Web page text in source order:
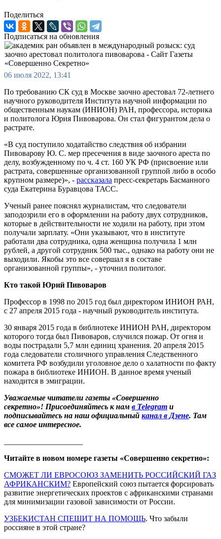
Поделиться
Подписаться на обновления
06 июля 2022, 13:41
По требованию СК суд в Москве заочно арестовал 72-летнего
научного руководителя Института научной информации по
общественным наукам (ИНИОН) РАН, профессора, историка
и политолога Юрия Пивоварова. Он стал фигурантом дела о
растрате.
«В суд поступило ходатайство следствия об избрании
Пивоварову Ю. С. мер пресечения в виде заочного ареста по
делу, возбужденному по ч. 4 ст. 160 УК РФ (присвоение или
растрата, совершенные организованной группой либо в особо
крупном размере)», - рассказала пресс-секретарь Басманного
суда Екатерина Буравцова ТАСС.
Ученый ранее пояснял журналистам, что следователи
заподозрили его в оформлении на работу двух сотрудников,
которые в действительности не ходили на работу, при этом
получали зарплату. «Они указывают, что в институте
работали два сотрудника, одна женщина получила 1 млн
рублей, а другой сотрудник 500 тыс., однако на работу они не
выходили. Якобы это все совершал я в составе
организованной группы», - уточнил политолог.
Кто такой Юрий Пивоваров
Профессор в 1998 по 2015 год был директором ИНИОН РАН,
с 27 апреля 2015 года - научный руководитель института.
30 января 2015 года в библиотеке ИНИОН РАН, директором
которого тогда был Пивоваров, случился пожар. От огня и
воды пострадали 5,7 млн единиц хранения. 20 апреля 2015
года следователи столичного управления Следственного
комитета РФ возбудили уголовное дело о халатности по факту
пожара в библиотеке ИНИОН. В данное время ученый
находится в эмиграции.
Уважаемые читатели газеты «Совершенно
секретно»! Присоединяйтесь к нам в Telegram и
подписывайтесь на наш официальный канал в Дзене. Там
все самое интересное.
Читайте в новом номере газеты «Совершенно секретно»:
СМОЖЕТ ЛИ ЕВРОСОЮЗ ЗАМЕНИТЬ РОССИЙСКИЙ ГАЗ
АФРИКАНСКИМ? Европейский союз пытается форсировать
развитие энергетических проектов с африканскими странами
для минимизации газовой зависимости от России.
УЗБЕКИСТАН СПЕШИТ НА ПОМОЩЬ. Что забыли
россияне в этой стране?